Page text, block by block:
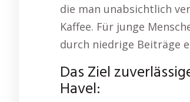
die man unabsichtlich
Kaffee. Für junge
durch niedrige Beiträge
Das Ziel
Havel: